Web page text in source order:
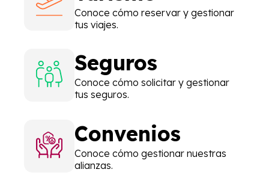
Conoce cómo reservar y gestionar
tus viajes.
Seguros
Conoce cómo solicitar y gestionar
tus seguros.
Convenios
Conoce cómo gestionar nuestras
alianzas.